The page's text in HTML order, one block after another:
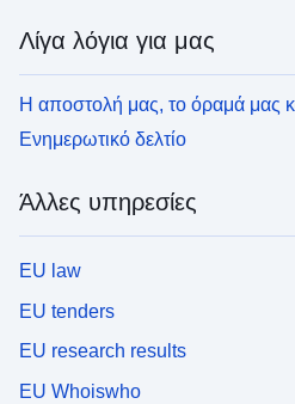
Λίγα λόγια για μας
Η αποστολή μας, το όραμά μας
Ενημερωτικό δελτίο
Άλλες υπηρεσίες
EU law
EU tenders
EU research results
EU Whoiswho